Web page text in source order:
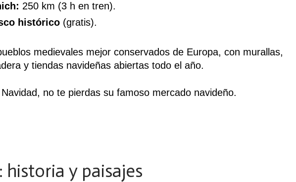
250 km (3 h en tren).
histórico (gratis).
medievales mejor conservados de Europa, con murallas,
y tiendas navideñas abiertas todo el año.
no te pierdas su famoso mercado navideño.
historia y paisajes